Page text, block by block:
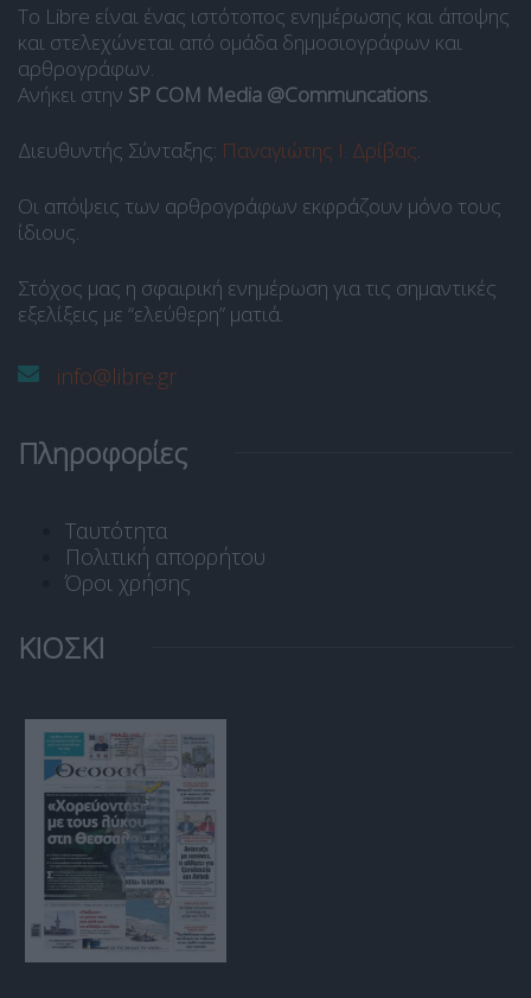
Το Libre είναι ένας ιστότοπος ενημέρωσης και άποψης
και στελεχώνεται από ομάδα δημοσιογράφων και
αρθρογράφων.
Ανήκει στην SP COM Media @Communcations.
Διευθυντής Σύνταξης: Παναγιώτης Ι. Δρίβας.
Οι απόψεις των αρθρογράφων εκφράζουν μόνο τους
ίδιους.
Στόχος μας η σφαιρική ενημέρωση για τις σημαντικές
εξελίξεις με “ελεύθερη” ματιά.
info@libre.gr
Πληροφορίες
Ταυτότητα
Πολιτική απορρήτου
Όροι χρήσης
ΚΙΟΣΚΙ